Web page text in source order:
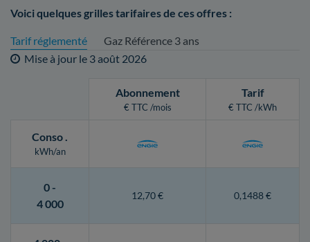
Voici quelques grilles tarifaires de ces offres :
Tarif réglementé
Gaz Référence 3 ans
Mise à jour le 3 août 2026
Abonnement
€ TTC /mois
Tarif
€ TTC /kWh
Conso.
kWh/an
0 -
4 000
12,70 € 0,1488 €